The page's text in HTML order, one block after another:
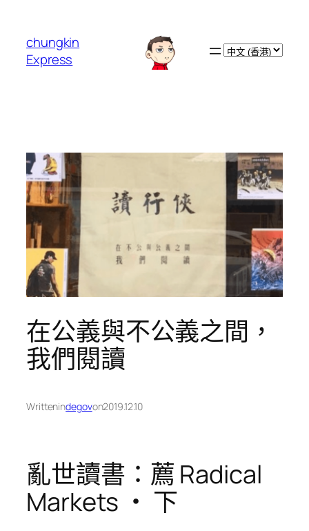
chungkin
Express
Choose
在公義與不公義之間，
我們閱讀
Writtenindegovon2019.12.10
亂世讀書：薦 Radical
Markets ‧ 下